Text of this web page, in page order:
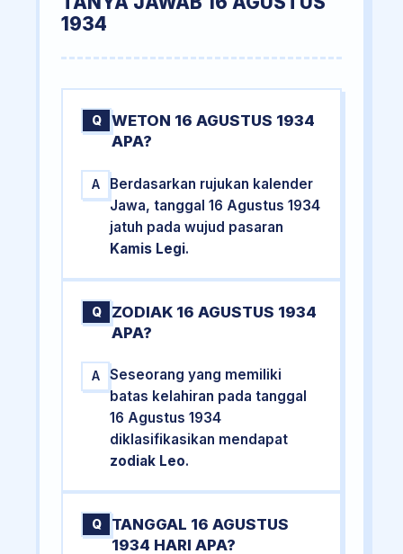
1934
Q
WETON 16 AGUSTUS 1934
APA?
A
Berdasarkan rujukan kalender
Jawa, tanggal 16 Agustus 1934
jatuh pada wujud pasaran
Kamis Legi.
Q
ZODIAK 16 AGUSTUS 1934
APA?
A
Seseorang yang memiliki
batas kelahiran pada tanggal
16 Agustus 1934
diklasifikasikan mendapat
zodiak Leo.
Q
TANGGAL 16 AGUSTUS
1934 HARI APA?